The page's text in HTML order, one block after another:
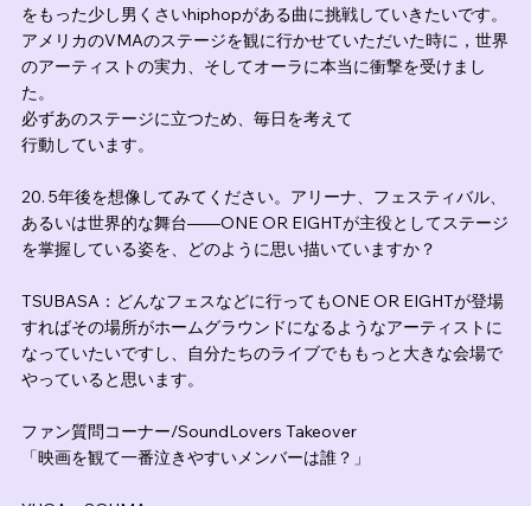
をもった少し男くさいhiphopがある曲に挑戦していきたいです。
アメリカのVMAのステージを観に行かせていただいた時に，世界
のアーティストの実力、そしてオーラに本当に衝撃を受けまし
た。
必ずあのステージに立つため、毎日を考えて
行動しています。
20. 5年後を想像してみてください。アリーナ、フェスティバル、
あるいは世界的な舞台——ONE OR EIGHTが主役としてステージ
を掌握している姿を、どのように思い描いていますか？
TSUBASA：どんなフェスなどに行ってもONE OR EIGHTが登場
すればその場所がホームグラウンドになるようなアーティストに
なっていたいですし、自分たちのライブでももっと大きな会場で
やっていると思います。
ファン質問コーナー/SoundLovers Takeover
「映画を観て一番泣きやすいメンバーは誰？」